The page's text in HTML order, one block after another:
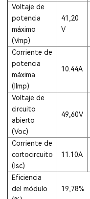
Voltaje de
potencia
máximo
(Vmp)
41,20
V
Corriente de
potencia
máxima
(lImp)
10.44A
Voltaje de
circuito
abierto
(Voc)
49,60V
Corriente de
cortocircuito
(lsc)
11.10A
Eficiencia
del módulo
19,78%